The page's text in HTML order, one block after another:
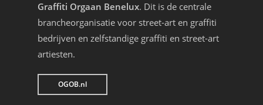
Graffiti Orgaan Benelux. Dit is de centrale
brancheorganisatie voor street-art en graffiti
bedrijven en zelfstandige graffiti en street-art
artiesten.
OGOB.nl